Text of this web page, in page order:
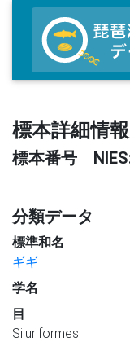
標本詳細情報
標本番号
分類データ
標準和名
ギギ
学名
目
Siluriformes